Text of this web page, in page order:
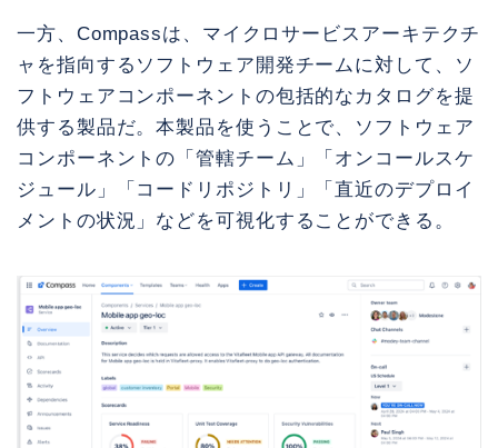
一方、Compassは、マイクロサービスアーキテクチ
ャを指向するソフトウェア開発チームに対して、ソ
フトウェアコンポーネントの包括的なカタログを提
供する製品だ。本製品を使うことで、ソフトウェア
コンポーネントの「管轄チーム」「オンコールスケ
ジュール」「コードリポジトリ」「直近のデプロイ
メントの状況」などを可視化することができる。